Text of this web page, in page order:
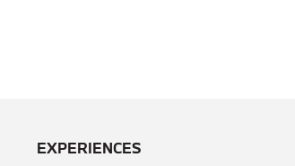
EXPERIENCES